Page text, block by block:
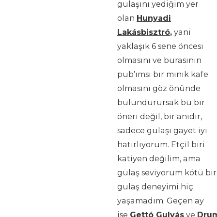
gulaşını yediğim yer
olan Hunyadi
Lakásbisztró, yani
yaklaşık 6 sene öncesi
olmasını ve burasının
pub’ımsı bir minik kafe
olmasını göz önünde
bulundurursak bu bir
öneri değil, bir anıdır,
sadece gulaşı gayet iyi
hatırlıyorum. Etçil biri
katiyen değilim, ama
gulaş seviyorum kötü bir
gulaş deneyimi hiç
yaşamadım. Geçen ay
ise Gettó Gulyás ve